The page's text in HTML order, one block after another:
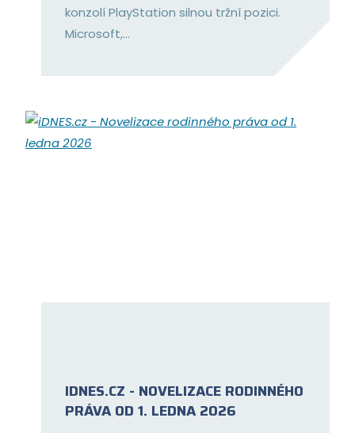
konzolí PlayStation silnou tržní pozici.
Microsoft,...
IDNES.CZ - NOVELIZACE RODINNÉHO
PRÁVA OD 1. LEDNA 2026